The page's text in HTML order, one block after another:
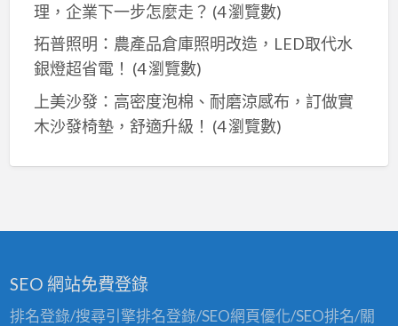
理，企業下一步怎麼走？ (4 瀏覽數)
拓普照明：農產品倉庫照明改造，LED取代水
銀燈超省電！ (4 瀏覽數)
上美沙發：高密度泡棉、耐磨涼感布，訂做實
木沙發椅墊，舒適升級！ (4 瀏覽數)
SEO 網站免費登錄
排名登錄/搜尋引擎排名登錄/SEO網頁優化/SEO排名/關